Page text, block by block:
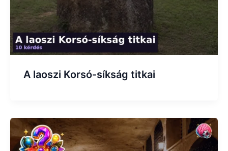
A laoszi Korsó-síkság titkai